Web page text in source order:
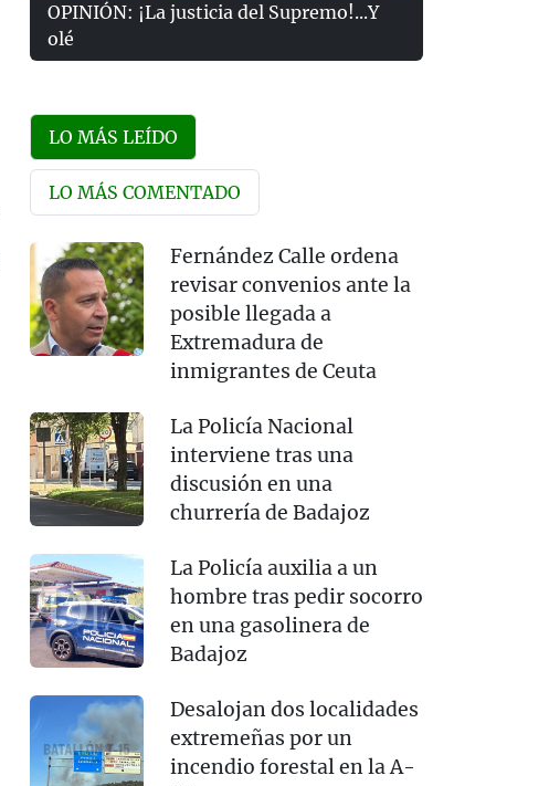
OPINIÓN: ¡La justicia del Supremo!...Y
olé
LO MÁS LEÍDO
LO MÁS COMENTADO
Fernández Calle ordena
revisar convenios ante la
posible llegada a
Extremadura de
inmigrantes de Ceuta
La Policía Nacional
interviene tras una
discusión en una
churrería de Badajoz
La Policía auxilia a un
hombre tras pedir socorro
en una gasolinera de
Badajoz
Desalojan dos localidades
extremeñas por un
incendio forestal en la A-